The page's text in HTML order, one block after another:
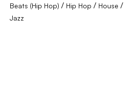
Beats (Hip Hop) / Hip Hop / House /
Jazz